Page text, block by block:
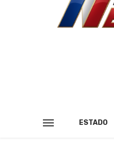
ESTADO